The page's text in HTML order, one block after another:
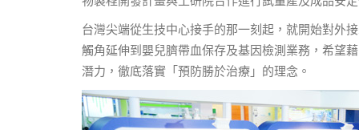
台灣尖端從生技中心接手的那一刻起，就開始對外
觸角延伸到嬰兒臍帶血保存及基因檢測業務，希望
潛力，徹底落實「預防勝於治療」的理念。